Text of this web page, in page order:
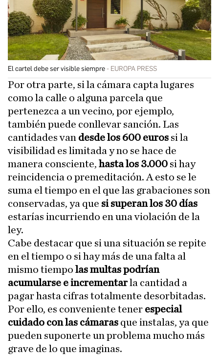
El cartel debe ser visible siempre EUROPA PRESS
Por otra parte, si la cámara capta lugares
como la calle o alguna parcela que
pertenezca a un vecino, por ejemplo,
también puede conllevar sanción. Las
cantidades van desde los 600 euros si la
visibilidad es limitada y no se hace de
manera consciente, hasta los 3.000 si hay
reincidencia o premeditación. A esto se le
suma el tiempo en el que las grabaciones son
conservadas, ya que si superan los 30 días
estarías incurriendo en una violación de la
ley.
Cabe destacar que si una situación se repite
en el tiempo o si hay más de una falta al
mismo tiempo las multas podrían
acumularse e incrementarla cantidad a
pagar hasta cifras totalmente desorbitadas.
Por ello, es conveniente tener especial
cuidado con las cámaras que instalas, ya que
pueden suponerte un problema mucho más
grave de lo que imaginas.